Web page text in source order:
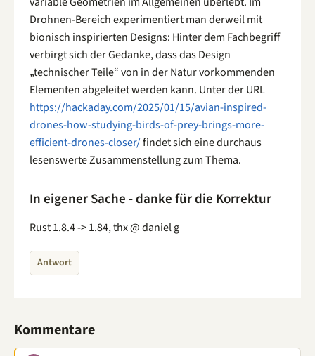
Drohnen-Bereich experimentiert man derweil mit
bionisch inspirierten Designs: Hinter dem Fachbegriff
verbirgt sich der Gedanke, dass das Design
„technischer Teile“ von in der Natur vorkommenden
Elementen abgeleitet werden kann. Unter der URL
https://hackaday.com/2025/01/15/avian-inspired-
drones-how-studying-birds-of-prey-brings-more-
efficient-drones-closer/findet sich eine durchaus
lesenswerte Zusammenstellung zum Thema.
In eigener Sache - danke für die Korrektur
Rust 1.8.4 -> 1.84, thx @ daniel g
Antwort
Kommentare